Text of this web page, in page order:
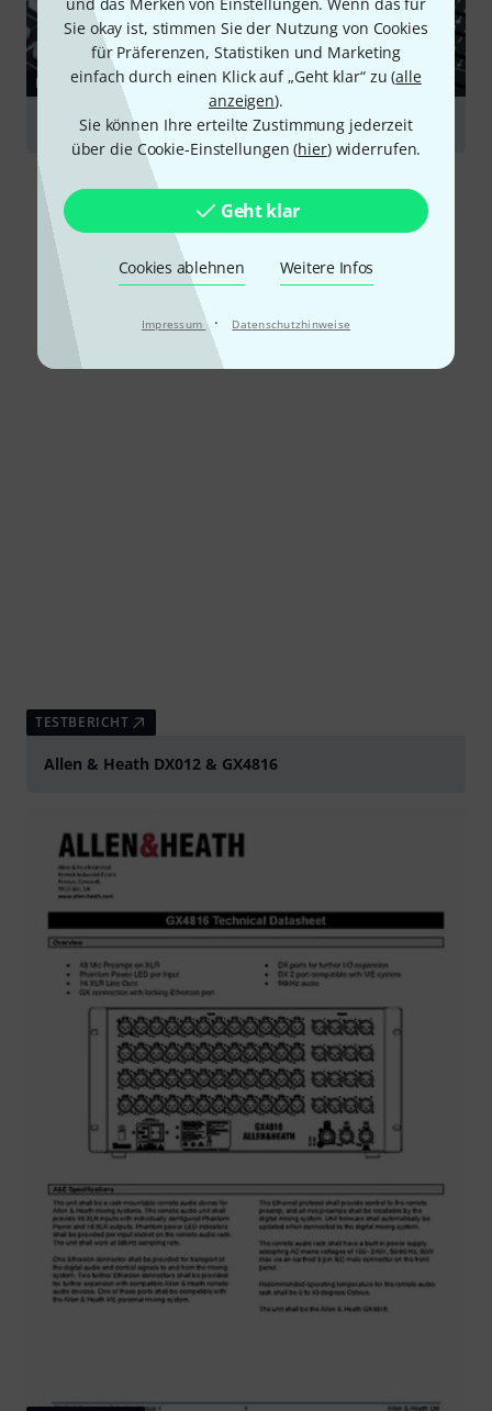
Sie okay ist, stimmen Sie der Nutzung von Cookies
für Präferenzen, Statistiken und Marketing
einfach durch einen Klick auf „Geht klar“ zu (alle
anzeigen).
Sie können Ihre erteilte Zustimmung jederzeit
über die Cookie-Einstellungen (hier) widerrufen.
Geht klar
Cookies ablehnen Weitere Infos
Impressum · Datenschutzhinweise
RATGEBER
Digitalmixer
TESTBERICHT
Allen & Heath DX012 & GX4816